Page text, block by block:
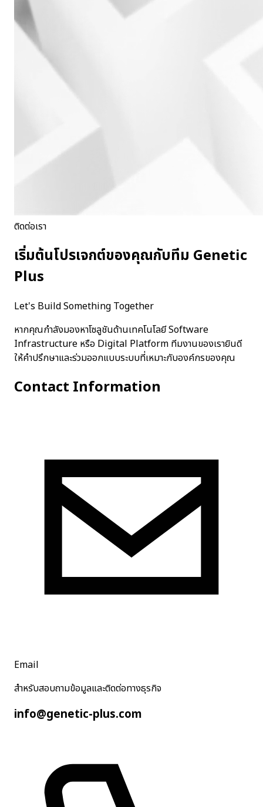
ติดต่อเรา
เริ่มต้นโปรเจกต์ของคุณกับทีม Genetic
Plus
Let's Build Something Together
หากคุณกำลังมองหาโซลูชันด้านเทคโนโลยี Software
Infrastructure หรือ Digital Platform ทีมงานของเรายินดี
ให้คำปรึกษาและร่วมออกแบบระบบที่เหมาะกับองค์กรของคุณ
Contact Information
Email
สำหรับสอบถามข้อมูลและติดต่อทางธุรกิจ
info@genetic-plus.com